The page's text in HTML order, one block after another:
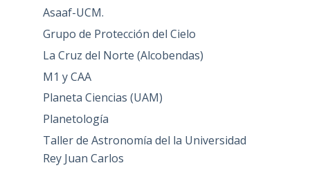
Asaaf-UCM.
Grupo de Protección del Cielo
La Cruz del Norte (Alcobendas)
M1 y CAA
Planeta Ciencias (UAM)
Planetología
Taller de Astronomía del la Universidad
Rey Juan Carlos